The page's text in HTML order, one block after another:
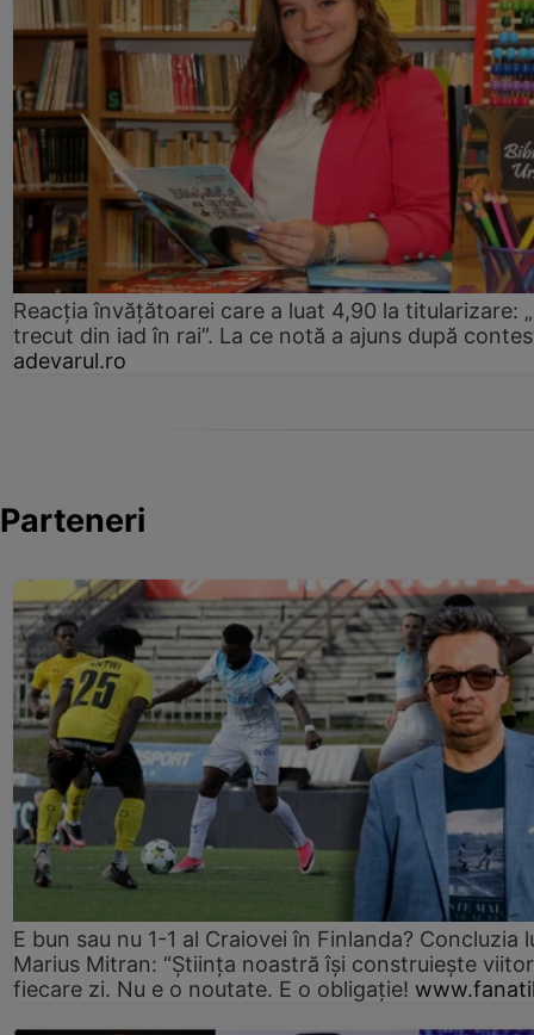
Reacția învățătoarei care a luat 4,90 la titularizare:
trecut din iad în rai”. La ce notă a ajuns după
adevarul.ro
Parteneri
E bun sau nu 1-1 al Craiovei în Finlanda? Concluzia
Marius Mitran: “Știința noastră își construiește
fiecare zi. Nu e o noutate. E o obligație!